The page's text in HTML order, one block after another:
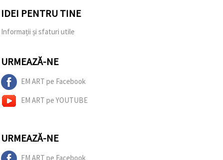
IDEI PENTRU TINE
Informații și sfaturi utile
URMEAZĂ-NE
EM ART pe Facebook
EM ART pe YOUTUBE
URMEAZĂ-NE
EM ART pe Facebook